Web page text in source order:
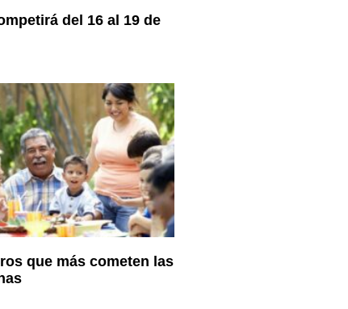
del 16 al 19 de
que más cometen las